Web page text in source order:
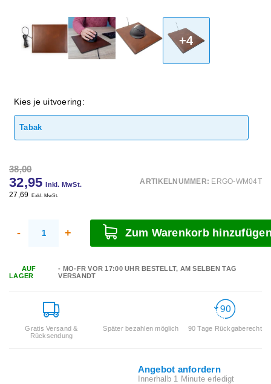
+4
Kies je uitvoering:
Tabak
38,00
32,95 Inkl. MwSt.
27,69 Exkl. MwSt.
ARTIKELNUMMER: ERGO-WM04T
- + Zum Warenkorb
AUF
LAGER
- MO-FR VOR 17:00 UHR BESTELLT, AM SELBEN TAG
VERSANDT
Gratis Versand &
Rücksendung
Später bezahlen möglich 90 Tage Rückgaberecht
Angebot anfordern
Innerhalb 1 Minute erledigt